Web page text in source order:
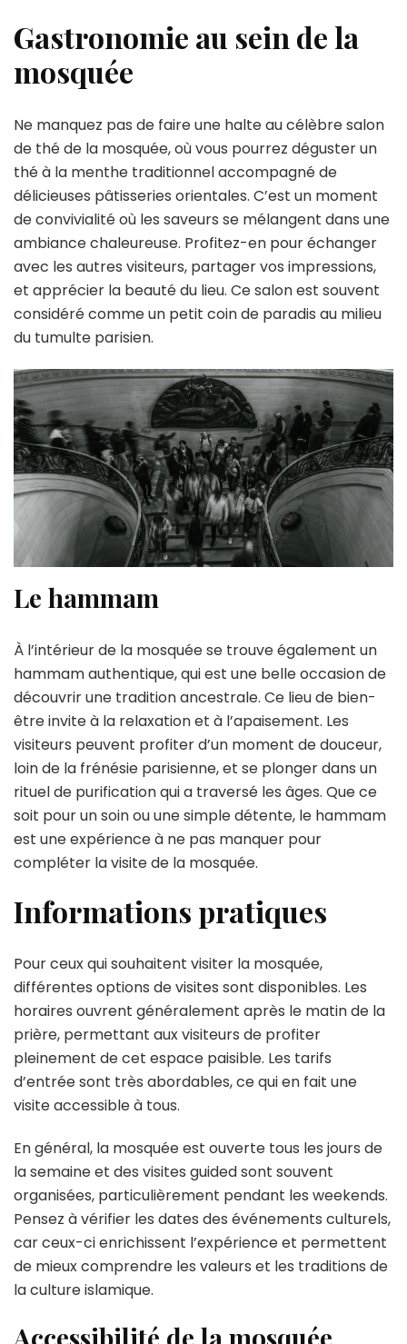
Gastronomie au sein de la
mosquée
Ne manquez pas de faire une halte au célèbre salon
de thé de la mosquée, où vous pourrez déguster un
thé à la menthe traditionnel accompagné de
délicieuses pâtisseries orientales. C’est un moment
de convivialité où les saveurs se mélangent dans une
ambiance chaleureuse. Profitez-en pour échanger
avec les autres visiteurs, partager vos impressions,
et apprécier la beauté du lieu. Ce salon est souvent
considéré comme un petit coin de paradis au milieu
du tumulte parisien.
Le hammam
À l’intérieur de la mosquée se trouve également un
hammam authentique, qui est une belle occasion de
découvrir une tradition ancestrale. Ce lieu de bien-
être invite à la relaxation et à l’apaisement. Les
visiteurs peuvent profiter d’un moment de douceur,
loin de la frénésie parisienne, et se plonger dans un
rituel de purification qui a traversé les âges. Que ce
soit pour un soin ou une simple détente, le hammam
est une expérience à ne pas manquer pour
compléter la visite de la mosquée.
Informations pratiques
Pour ceux qui souhaitent visiter la mosquée,
différentes options de visites sont disponibles. Les
horaires ouvrent généralement après le matin de la
prière, permettant aux visiteurs de profiter
pleinement de cet espace paisible. Les tarifs
d’entrée sont très abordables, ce qui en fait une
visite accessible à tous.
En général, la mosquée est ouverte tous les jours de
la semaine et des visites guided sont souvent
organisées, particulièrement pendant les weekends.
Pensez à vérifier les dates des événements culturels,
car ceux-ci enrichissent l’expérience et permettent
de mieux comprendre les valeurs et les traditions de
la culture islamique.